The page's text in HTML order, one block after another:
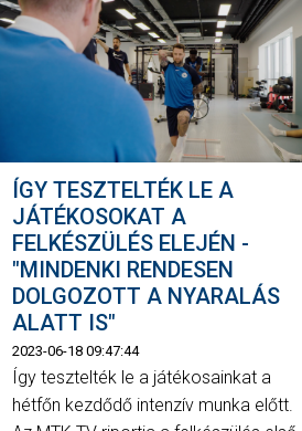
ÍGY TESZTELTÉK LE A
JÁTÉKOSOKAT A
FELKÉSZÜLÉS ELEJÉN -
"MINDENKI RENDESEN
DOLGOZOTT A NYARALÁS
ALATT IS"
2023-06-18 09:47:44
Így tesztelték le a játékosainkat a
hétfőn kezdődő intenzív munka előtt.